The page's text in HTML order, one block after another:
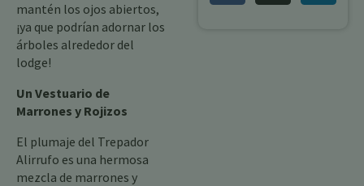
mantén los ojos abiertos,
¡ya que podrían adornar los
árboles alrededor del
lodge!
Un Vestuario de
Marrones y Rojizos
El plumaje del Trepador
Alirrufo es una hermosa
mezcla de marrones y